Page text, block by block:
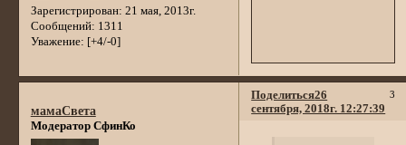
Зарегистрирован: 21 мая, 2013г.
Сообщений: 1311
Уважение: [+4/-0]
Поделиться 3
26
сентября, 2018г. 12:27:39
мамаСвета
Модератор СфинКо